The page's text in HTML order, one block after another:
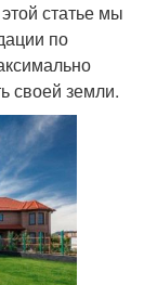
статье мы
по
своей земли.